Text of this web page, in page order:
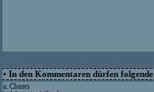
• In den Kommentaren dürfen
a. Cheats